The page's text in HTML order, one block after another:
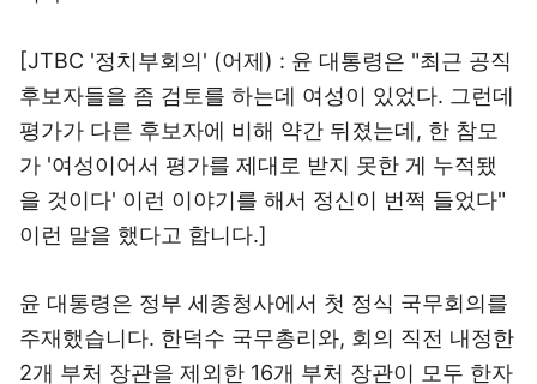
[JTBC '정치부회의' (어제) : 윤 대통령은 "최근 공직
후보자들을 좀 검토를 하는데 여성이 있었다. 그런데
평가가 다른 후보자에 비해 약간 뒤졌는데, 한 참모
가 '여성이어서 평가를 제대로 받지 못한 게 누적됐
을 것이다' 이런 이야기를 해서 정신이 번쩍 들었다"
이런 말을 했다고 합니다.]
윤 대통령은 정부 세종청사에서 첫 정식 국무회의를
주재했습니다. 한덕수 국무총리와, 회의 직전 내정한
2개 부처 장관을 제외한 16개 부처 장관이 모두 한자